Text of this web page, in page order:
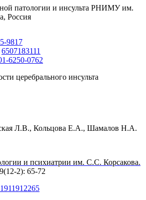
патологии и инсульта РНИМУ им.
Россия
9817
6507183111
6250-0762
церебрального инсульта
Л.В., Кольцова Е.А., Шамалов Н.А.
и психиатрии им. С.С. Корсакова.
65‑72